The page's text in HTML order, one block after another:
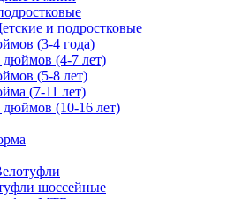
и подростковые
(3-4 года)
дюймов (4-7 лет)
(5-8 лет)
(7-11 лет)
дюймов (10-16 лет)
шоссейные